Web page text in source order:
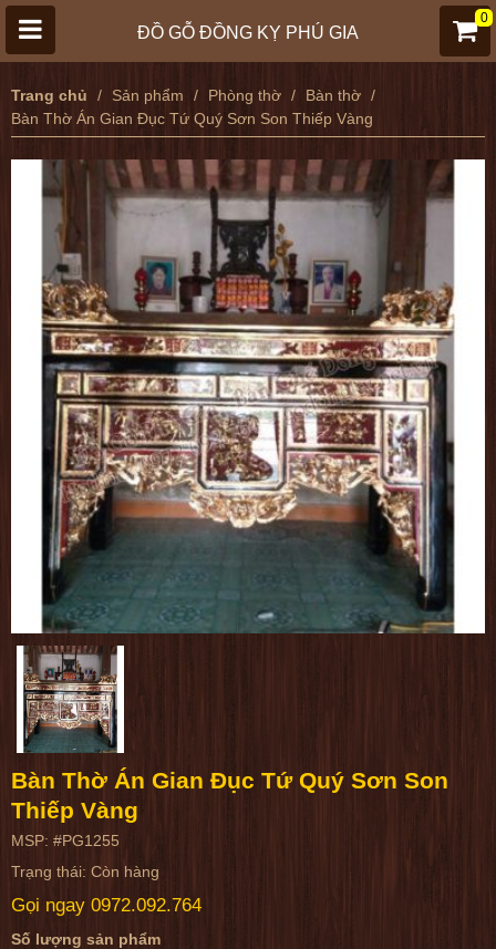
ĐỒ GỖ ĐỒNG KỴ PHÚ GIA
0
Trang chủ Sản phẩm Phòng thờ
Bàn thờ
Bàn Thờ Án Gian Đục Tứ Quý Sơn Son Thiếp Vàng
Bàn Thờ Án Gian Đục Tứ Quý Sơn Son
Thiếp Vàng
MSP: #PG1255
Trạng thái: Còn hàng
Gọi ngay 0972.092.764
Số lượng sản phẩm